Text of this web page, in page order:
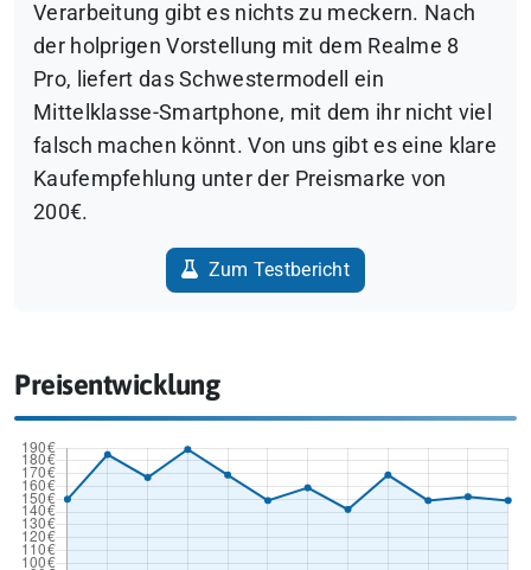
Verarbeitung gibt es nichts zu meckern. Nach
der holprigen Vorstellung mit dem Realme 8
Pro, liefert das Schwestermodell ein
Mittelklasse-Smartphone, mit dem ihr nicht viel
falsch machen könnt. Von uns gibt es eine klare
Kaufempfehlung unter der Preismarke von
200€.
Zum Testbericht
Preisentwicklung